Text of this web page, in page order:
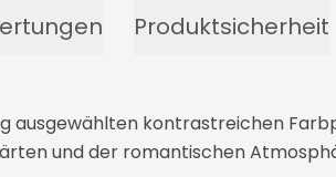
Produktsicherheit
kontrastreichen
und der romantischen